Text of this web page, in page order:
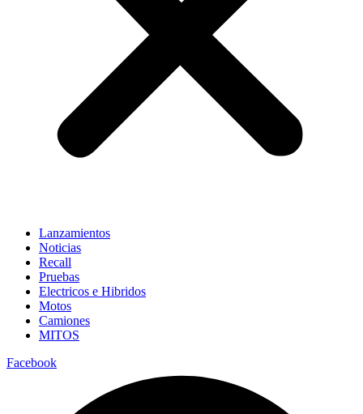
Lanzamientos
Noticias
Recall
Pruebas
Electricos e Hibridos
Motos
Camiones
MITOS
Facebook